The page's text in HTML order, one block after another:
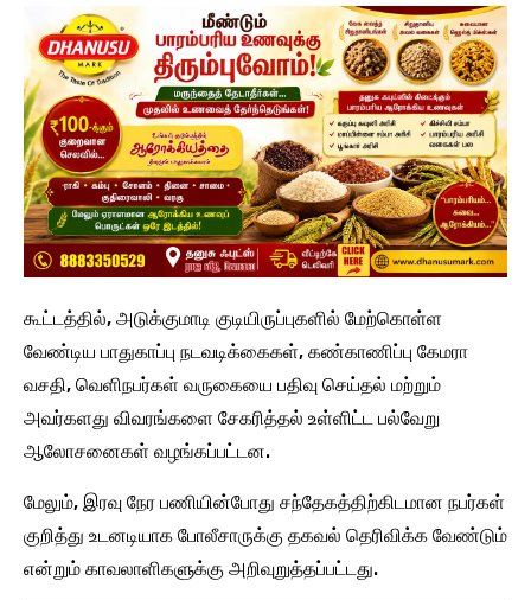
கூட்டத்தில், அடுக்குமாடி குடியிருப்புகளில் மேற்கொள்ள
வேண்டிய பாதுகாப்பு நடவடிக்கைகள், கண்காணிப்பு கேமரா
வசதி, வெளிநபர்கள் வருகையை பதிவு செய்தல் மற்றும்
அவர்களது விவரங்களை சேகரித்தல் உள்ளிட்ட பல்வேறு
ஆலோசனைகள் வழங்கப்பட்டன.
மேலும், இரவு நேர பணியின்போது சந்தேகத்திற்கிடமான நபர்கள்
குறித்து உடனடியாக போலீசாருக்கு தகவல் தெரிவிக்க வேண்டும்
என்றும் காவலாளிகளுக்கு அறிவுறுத்தப்பட்டது.